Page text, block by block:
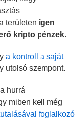
területen igen
kripto pénzek.
a kontroll a saját
utolsó szempont.
hurrá
miben kell még
foglalkozó